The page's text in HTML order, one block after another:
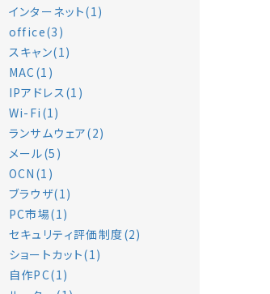
インターネット(1)
office(3)
スキャン(1)
MAC(1)
IPアドレス(1)
Wi-Fi(1)
ランサムウェア(2)
メール(5)
OCN(1)
ブラウザ(1)
PC市場(1)
セキュリティ評価制度(2)
ショートカット(1)
自作PC(1)